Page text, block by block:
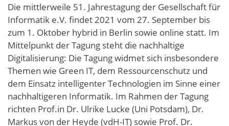
Die mittlerweile 51. Jahrestagung der Gesellschaft für
Informatik e.V. findet 2021 vom 27. September bis
zum 1. Oktober hybrid in Berlin sowie online statt. Im
Mittelpunkt der Tagung steht die nachhaltige
Digitalisierung: Die Tagung widmet sich insbesondere
Themen wie Green IT, dem Ressourcenschutz und
dem Einsatz intelligenter Technologien im Sinne einer
nachhaltigeren Informatik. Im Rahmen der Tagung
richten Prof.in Dr. Ulrike Lucke (Uni Potsdam), Dr.
Markus von der Heyde (vdH-IT) sowie Prof. Dr.